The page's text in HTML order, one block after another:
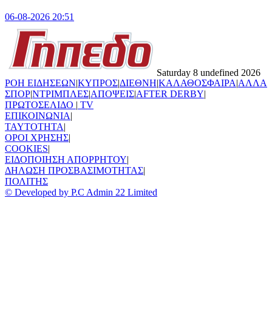
06-08-2026 20:51
Saturday 8 undefined 2026
ΡΟΗ ΕΙΔΗΣΕΩΝ|ΚΥΠΡΟΣ|ΔΙΕΘΝΗ|ΚΑΛΑΘΟΣΦΑΙΡΑ|ΑΛΛΑ
ΣΠΟΡ|ΝΤΡΙΜΠΛΕΣ|ΑΠΟΨΕΙΣ|AFTER DERBY|
ΠΡΩΤΟΣΕΛΙΔΟ | TV
ΕΠΙΚΟΙΝΩΝΙΑ|
TAYTOTHTA|
ΟΡΟΙ ΧΡΗΣΗΣ|
COOKIES|
ΕΙΔΟΠΟΙΗΣΗ ΑΠΟΡΡΗΤΟΥ|
ΔΗΛΩΣΗ ΠΡΟΣΒΑΣΙΜΟΤΗΤΑΣ|
ΠΟΛΙΤΗΣ
© Developed by P.C Admin 22 Limited